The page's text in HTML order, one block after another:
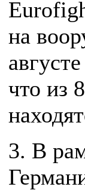
на
что из
3. В